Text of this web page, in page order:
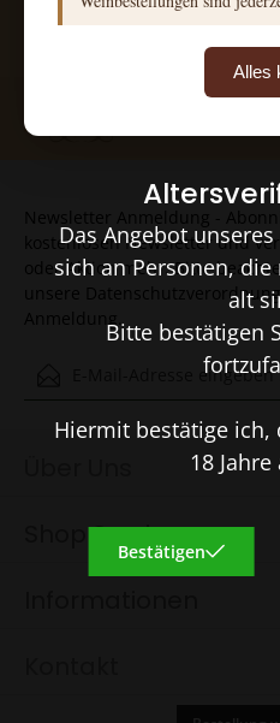
Das Angebot
sich an Personen,
alt
Bitte bestätigen
Hiermit bestätige ich,
18
Bestätigen
Newsletter Anmeldung -
kostenlosen Newsletter und
oder Aktion mehr. Bitte
unsere
Anmeldung.
und dieAGB gelesen und bin mit
Zeichen ein*
Shop Service
Alles